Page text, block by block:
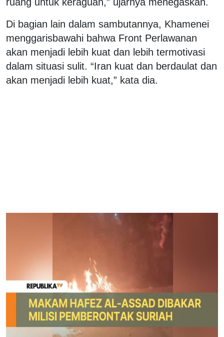
Di bagian lain dalam sambutannya, Khamenei
menggarisbawahi bahwa Front Perlawanan
akan menjadi lebih kuat dan lebih termotivasi
dalam situasi sulit. “Iran kuat dan berdaulat dan
akan menjadi lebih kuat,” kata dia.